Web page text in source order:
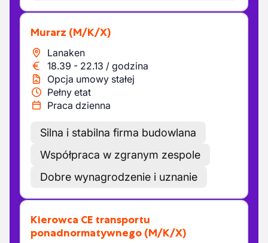
Murarz (M/K/X)
Lanaken
18.39 - 22.13 / godzina
Opcja umowy stałej
Pełny etat
Praca dzienna
Silna i stabilna firma budowlana
Współpraca w zgranym zespole
Dobre wynagrodzenie i uznanie
Kierowca CE transportu
ponadnormatywnego (M/K/X)